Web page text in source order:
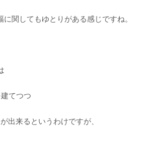
関してもゆとりがある感じですね。
てつつ
出来るというわけですが、